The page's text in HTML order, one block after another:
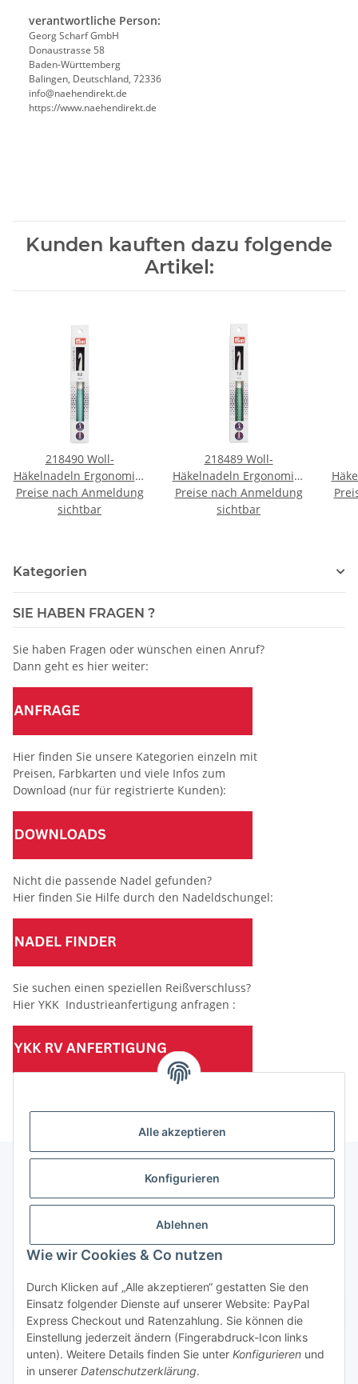
Alle akzeptieren
Konfigurieren
Ablehnen
Wie wir Cookies & Co nutzen
Durch Klicken auf „Alle akzeptieren“ gestatten Sie den
Einsatz folgender Dienste auf unserer Website: PayPal
Express Checkout und Ratenzahlung. Sie können die
Einstellung jederzeit ändern (Fingerabdruck-Icon links
unten). Weitere Details finden Sie unter Konfigurieren und
in unserer Datenschutzerklärung.
verantwortliche Person:
Georg Scharf GmbH
Donaustrasse 58
Baden-Württemberg
Balingen, Deutschland, 72336
info@naehendirekt.de
https://www.naehendirekt.de
Kunden kauften dazu folgende
Artikel:
218490 Woll-
Häkelnadeln Ergonomics
17 cm 8,00 mm mint -
KTE á 1 ST
Preise nach Anmeldung
sichtbar
218489 Woll-
Häkelnadeln Ergonomics
17 cm 7,00 mm
blattgrün - KTE á 1 ST
Preise nach Anmeldung
sichtbar
18
Kategorien
SIE HABEN FRAGEN ?
Sie haben Fragen oder wünschen einen Anruf?
Dann geht es hier weiter:
Hier finden Sie unsere Kategorien einzeln mit
Preisen, Farbkarten und viele Infos zum
Download (nur für registrierte Kunden):
Nicht die passende Nadel gefunden?
Hier finden Sie Hilfe durch den Nadeldschungel:
Sie suchen einen speziellen Reißverschluss?
Hier YKK Industrieanfertigung anfragen :
(Mindesttabnahmemenge 10 Stück je Länge und Farbe)
Informationen
Gesetzliche Informationen
Vertrag widerrufen